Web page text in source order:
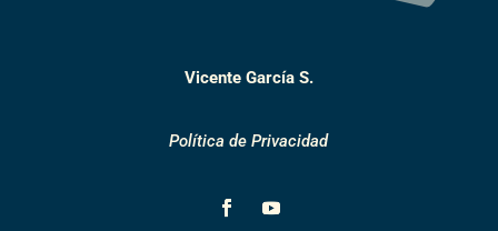
Vicente García S.
Política de Privacidad